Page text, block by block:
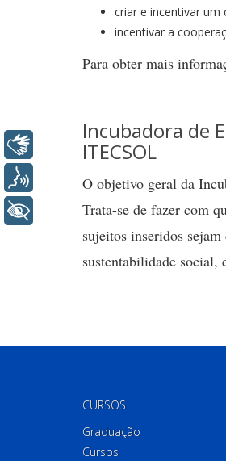
criar e incentivar um
incentivar a
Para obter mais
Incubadora de
ITECSOL
O objetivo geral da
Trata-se de fazer com
sujeitos inseridos
sustentabilidade
CURSOS
Graduação
Cursos
Libras
+ Acessibilidade